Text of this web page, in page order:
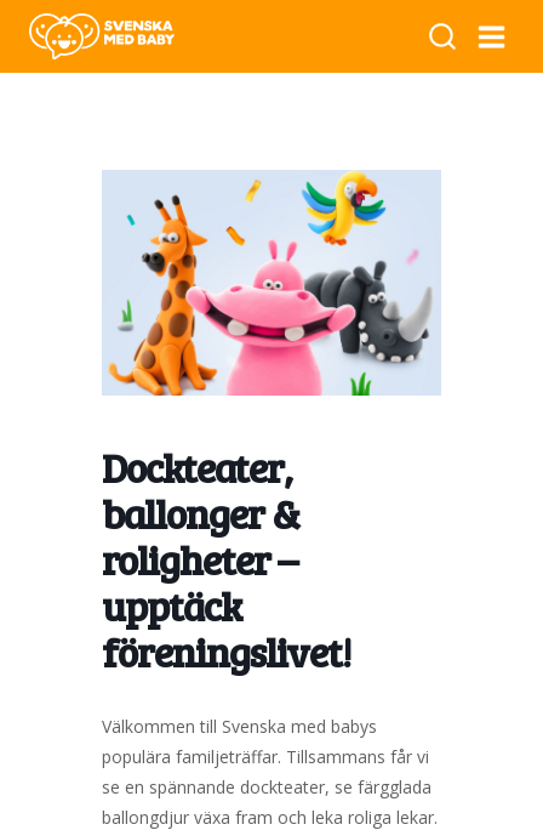
Dockteater,
ballonger &
roligheter –
upptäck
föreningslivet!
Välkommen till Svenska med babys
populära familjeträffar. Tillsammans får vi
se en spännande dockteater, se färgglada
ballongdjur växa fram och leka roliga lekar.